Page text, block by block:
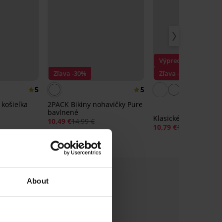
About
5
Zľava -30%
5
2PACK Bikiny nohavičky Pure
bavlnené
10,49 €14,99 €
Výpredaj
Zľava -40%
Klasické nohavičky
10,79 €17,99 €